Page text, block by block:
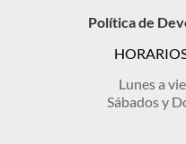
Política de
Lunes a
Sábados y